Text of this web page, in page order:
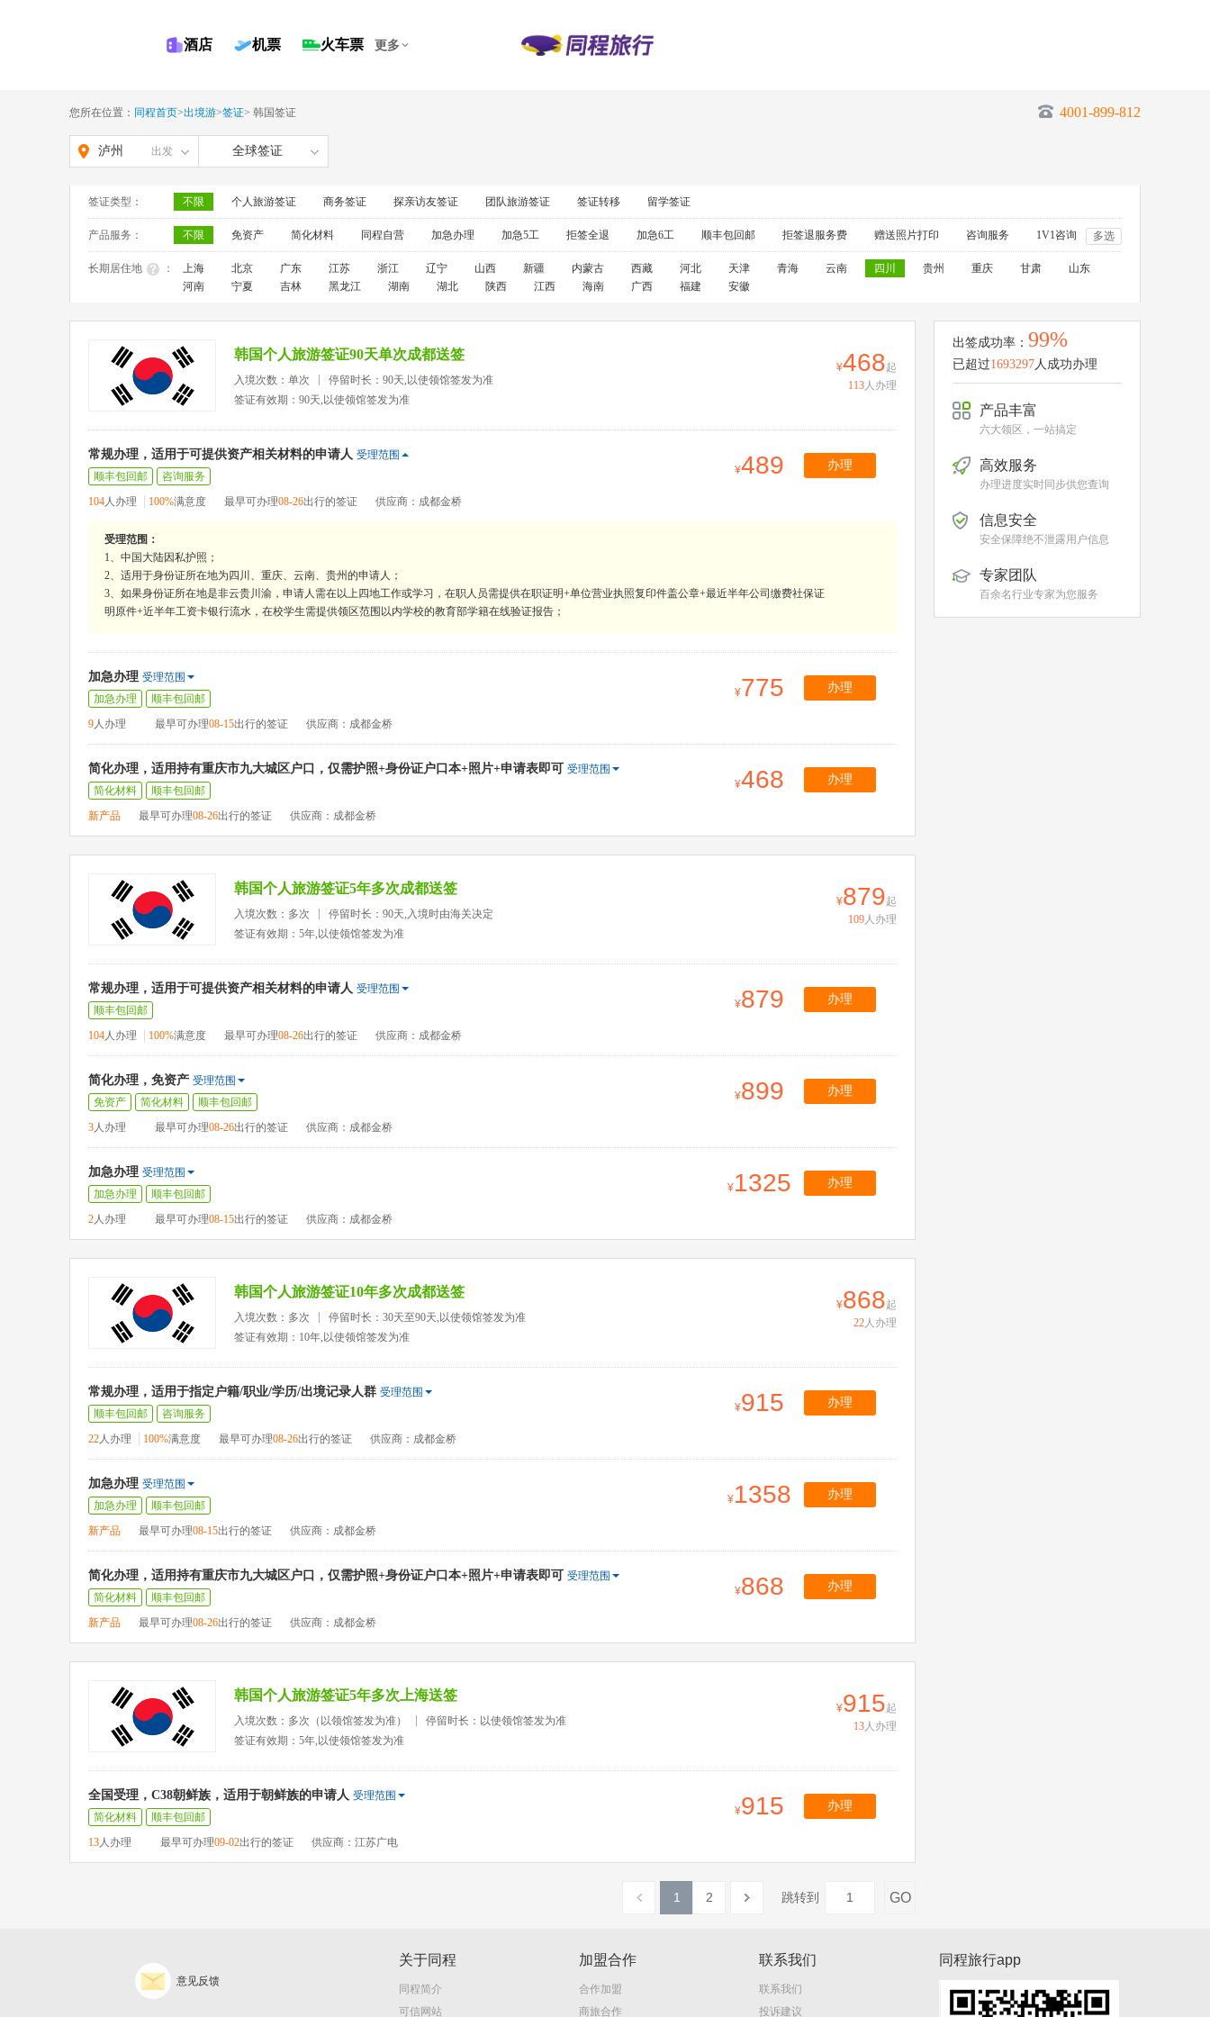
酒店 机票 火车票 更多
您所在位置： 同程首页>出境游>签证> 韩国签证 4001-899-812
泸州 出发 全球签证
签证类型： 不限 个人旅游签证 商务签证 探亲访友签证 团队旅游签证 签证转移 留学签证
产品服务： 不限 免资产 简化材料 同程自营 加急办理 加急5工 拒签全退 加急6工 顺丰包回邮 拒签退服务费 赠送照片打印 咨询服务 1V1咨询 多选
长期居住地 ： 上海 北京 广东 江苏 浙江 辽宁 山西 新疆 内蒙古 西藏 河北 天津 青海 云南 四川 贵州 重庆 甘肃
山东
河南
宁夏 吉林 黑龙江 湖南 湖北 陕西 江西 海南 广西 福建 安徽
韩国个人旅游签证90天单次成都送签
入境次数：单次
停留时长：90天,以使领馆签发为准
签证有效期：90天,以使领馆签发为准
468起
113人办理
常规办理，适用于可提供资产相关材料的申请人 受理范围
顺丰包回邮
咨询服务
104人办理 100%满意度 最早可办理08-26出行的签证 供应商：成都金桥
489 办理
受理范围：
1、中国大陆因私护照；
2、适用于身份证所在地为四川、重庆、云南、贵州的申请人；
3、如果身份证所在地是非云贵川渝，申请人需在以上四地工作或学习，在职人员需提供在职证明+单位营业执照复印件盖公章+最近半年公司缴费社保证
明原件+近半年工资卡银行流水，在校学生需提供领区范围以内学校的教育部学籍在线验证报告；
加急办理 受理范围
加急办理
顺丰包回邮
9人办理 最早可办理08-15出行的签证 供应商：成都金桥
775 办理
简化办理，适用持有重庆市九大城区户口，仅需护照+身份证户口本+照片+申请表即可 受理范围
简化材料
顺丰包回邮
新产品
最早可办理08-26出行的签证 供应商：成都金桥
468 办理
韩国个人旅游签证5年多次成都送签
入境次数：多次
停留时长：90天,入境时由海关决定
签证有效期：5年,以使领馆签发为准
879起
109人办理
常规办理，适用于可提供资产相关材料的申请人 受理范围
顺丰包回邮
104人办理 100%满意度 最早可办理08-26出行的签证 供应商：成都金桥
879 办理
简化办理，免资产 受理范围
免资产
简化材料
顺丰包回邮
3人办理 最早可办理08-26出行的签证 供应商：成都金桥
899 办理
加急办理 受理范围
加急办理
顺丰包回邮
2人办理 最早可办理08-15出行的签证 供应商：成都金桥
1325 办理
韩国个人旅游签证10年多次成都送签
入境次数：多次
停留时长：30天至90天,以使领馆签发为准
签证有效期：10年,以使领馆签发为准
868起
22人办理
常规办理，适用于指定户籍/职业/学历/出境记录人群 受理范围
顺丰包回邮
咨询服务
22人办理 100%满意度 最早可办理08-26出行的签证 供应商：成都金桥
915 办理
加急办理 受理范围
加急办理
顺丰包回邮
新产品
最早可办理08-15出行的签证 供应商：成都金桥
1358 办理
简化办理，适用持有重庆市九大城区户口，仅需护照+身份证户口本+照片+申请表即可 受理范围
简化材料
顺丰包回邮
新产品
最早可办理08-26出行的签证 供应商：成都金桥
868 办理
韩国个人旅游签证5年多次上海送签
入境次数：多次（以领馆签发为准）
停留时长：以使领馆签发为准
签证有效期：5年,以使领馆签发为准
915起
13人办理
全国受理，C38朝鲜族，适用于朝鲜族的申请人 受理范围
简化材料
顺丰包回邮
13人办理 最早可办理09-02出行的签证 供应商：江苏广电
915 办理
1 2 跳转到 GO
出签成功率： 99%
已超过1693297人成功办理
产品丰富
六大领区，一站搞定
高效服务
办理进度实时同步供您查询
信息安全
安全保障绝不泄露用户信息
专家团队
百余名行业专家为您服务
意见反馈
关于同程
同程简介
可信网站
加盟合作
合作加盟
商旅合作
联系我们
联系我们
投诉建议
同程旅行app